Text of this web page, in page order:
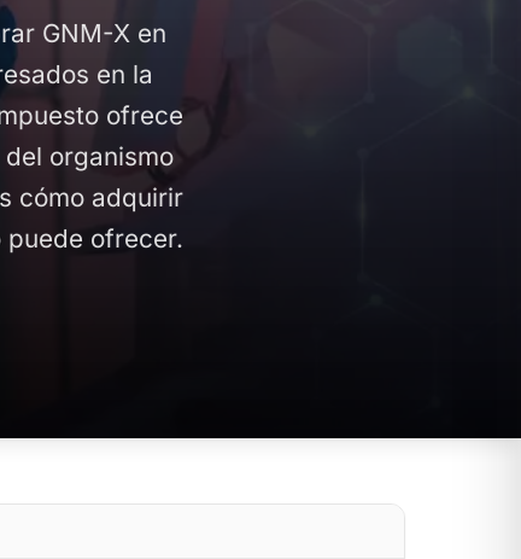
GNM-X en
en la
ofrece
organismo
cómo adquirir
puede ofrecer.